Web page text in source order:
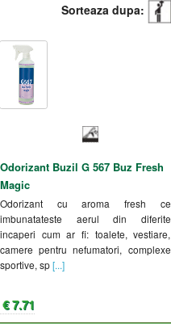
Sorteaza dupa:
Odorizant Buzil G 567 Buz Fresh
Magic
Odorizant cu aroma fresh ce
imbunatateste aerul din diferite
incaperi cum ar fi: toalete, vestiare,
camere pentru nefumatori, complexe
sportive, sp[...]
€ 7.71